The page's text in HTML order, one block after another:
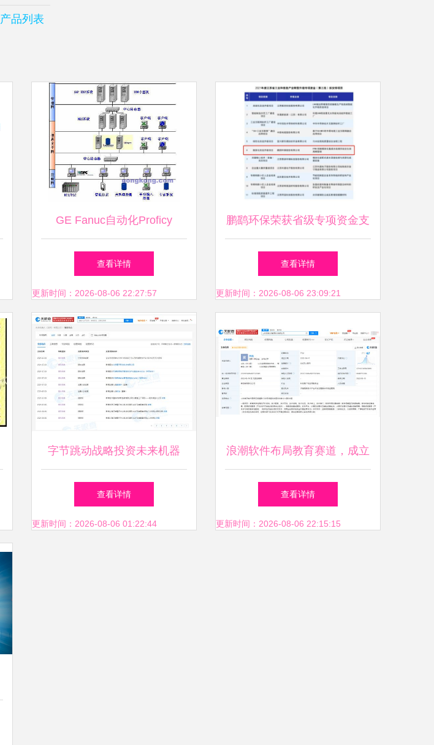
产品列表
GE Fanuc自动化Proficy
Historian在邯钢集团全厂实时
生产信息系统集成中的应用与
查看详情
更新时间：2026-08-06 22:27:57
鹏鹞环保荣获省级专项资金支
持，以信息系统集成服务引领
产业转型升级
查看详情
更新时间：2026-08-06 23:09:21
字节跳动战略投资未来机器
人，加速产业智能化升级
查看详情
更新时间：2026-08-06 01:22:44
浪潮软件布局教育赛道，成立
科技公司专注信息系统集成服
务
查看详情
更新时间：2026-08-06 22:15:15